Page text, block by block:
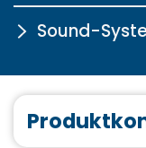
Sound-